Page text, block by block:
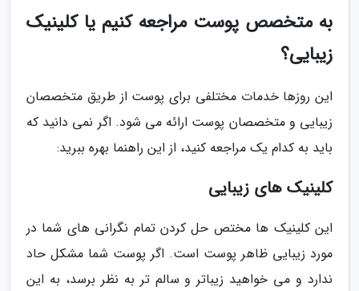
به متخصص پوست مراجعه کنیم یا کلینیک
زیبایی؟
این روزها خدمات مختلفی برای پوست از طریق متخصصان
زیبایی و متخصصان پوست ارائه می شود. اگر نمی دانید که
باید به کدام یک مراجعه کنید، از این راهنما بهره ببرید:
کلینیک های زیبایی
این کلینیک ها مختص حل کردن تمام نگرانی های شما در
مورد زیبایی ظاهر پوست است. اگر پوست شما مشکل حاد
ندارد و می خواهید زیباتر و سالم تر به نظر برسد، به این